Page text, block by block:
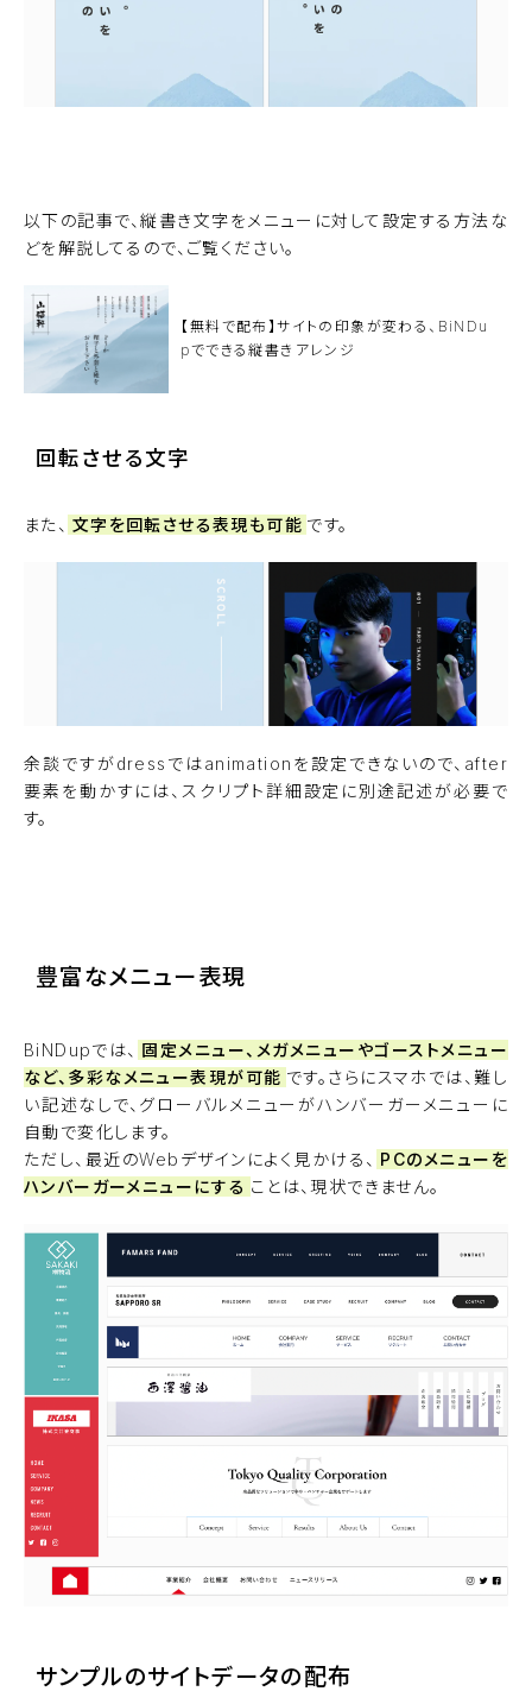
以下の記事で、縦書き文字をメニューに対して設定する方法な
どを解説してるので、ご覧ください。
【無料で配布】サイトの印象が変わる、BiNDu
pでできる縦書きアレンジ
回転させる文字
また、 文字を回転させる表現も可能 です。
余談ですがdressではanimationを設定できないので、after
要素を動かすには、スクリプト詳細設定に別途記述が必要で
す。
豊富なメニュー表現
BiNDupでは、 固定メニュー、メガメニューやゴーストメニュー
など、多彩なメニュー表現が可能 です。さらにスマホでは、難し
い記述なしで、グローバルメニューがハンバーガーメニューに
自動で変化します。
ただし、最近のWebデザインによく見かける、 PCのメニューを
ハンバーガーメニューにする ことは、現状できません。
サンプルのサイトデータの配布